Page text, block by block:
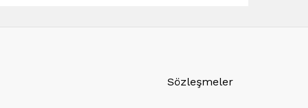
Sözleşmeler